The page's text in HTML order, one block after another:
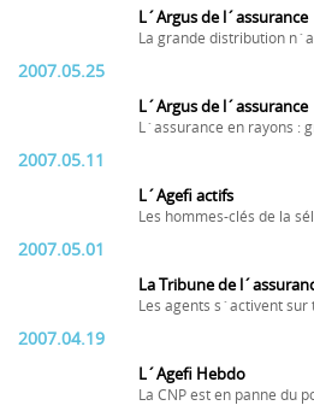
L´Argus de l´assurance
La grande distribution
2007.05.25
L´Argus de l´assurance
L´assurance en rayons :
2007.05.11
L´Agefi actifs
Les hommes-clés de la
2007.05.01
La Tribune de
Les agents s´activent sur
2007.04.19
L´Agefi Hebdo
La CNP est en panne du